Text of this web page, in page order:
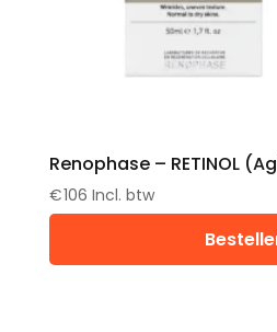
Renophase – RETINOL
€106 Incl. btw